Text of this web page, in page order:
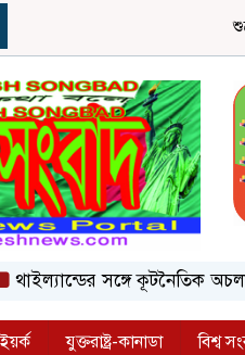
সঙ্গে কূটনৈতিক
যুক্তরাষ্ট্র-কানাডা বিশ্ব